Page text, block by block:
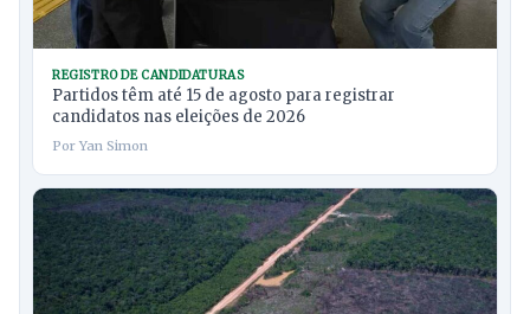
REGISTRO DE CANDIDATURAS
Partidos têm até 15 de agosto para registrar
candidatos nas eleições de 2026
Por Yan Simon